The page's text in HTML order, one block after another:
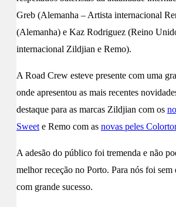
Greb (Alemanha – Artista internacional
(Alemanha) e Kaz Rodriguez (Reino
internacional Zildjian e Remo).
A Road Crew esteve presente com uma
onde apresentou as mais recentes
destaque para as marcas Zildjian com os
Sweet e Remo com as novas peles
A adesão do público foi tremenda e não
melhor receção no Porto. Para nós foi
com grande sucesso.